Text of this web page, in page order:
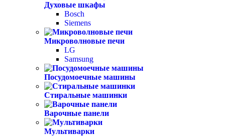
Духовые шкафы
Bosch
Siemens
Микроволновые печи
LG
Samsung
Посудомоечные машины
Стиральные машинки
Варочные панели
Мультиварки